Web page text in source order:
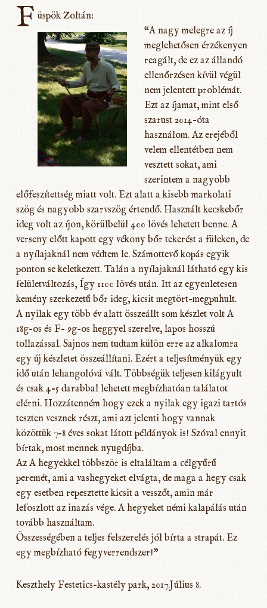
F üspök Zoltán:
“A nagy melegre az íj
meglehetősen érzékenyen
reagált, de ez az állandó
ellenőrzésen kívül végül
nem jelentett problémát.
Ezt az íjamat, mint első
szarust 2014-óta
használom. Az erejéből
velem ellentétben nem
vesztett sokat, ami
szerintem a nagyobb
előfeszítettség miatt volt. Ezt alatt a kisebb markolati
szög és nagyobb szarvszög értendő. Használt kecskebőr
ideg volt az íjon, körülbelül 400 lövés lehetett benne. A
verseny előtt kapott egy vékony bőr tekerést a füleken, de
a nyílajaknál nem védtem le. Számottevő kopás egyik
ponton se keletkezett. Talán a nyílajaknál látható egy kis
felületváltozás, Így 1100 lövés után. Itt az egyenletesen
kemény szerkezetű bőr ideg, kicsit megtört-megpuhult.
A nyilak egy több év alatt összeállt som készlet volt A
18g-os és F- 9g-os heggyel szerelve, lapos hosszú
tollazással. Sajnos nem tudtam külön erre az alkalomra
egy új készletet összeállítani. Ezért a teljesítményük egy
idő után lehangolóvá vált. Többségük teljesen kilágyult
és csak 4-5 darabbal lehetett megbízhatóan találatot
elérni. Hozzátenném hogy ezek a nyilak egy igazi tartós
teszten vesznek részt, ami azt jelenti hogy vannak
közöttük 7-8 éves sokat látott példányok is! Szóval ennyit
bírtak, most mennek nyugdíjba.
Az A hegyekkel többször is eltaláltam a célgyűrű
peremét, ami a vashegyeket elvágta, de maga a hegy csak
egy esetben repesztette kicsit a vesszőt, amin már
lefoszlott az inazás vége. A hegyeket némi kalapálás után
tovább használtam.
Összességében a teljes felszerelés jól bírta a strapát. Ez
egy megbízható fegyverrendszer!”
Keszthely Festetics-kastély park, 2017.Július 8.